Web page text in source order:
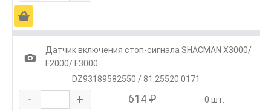
Ä
1
Датчик включения стоп-сигнала SHACMAN X3000/
F2000/ F3000
DZ93189582550 / 81.25520.0171
- + 614 ₽ 0 шт.